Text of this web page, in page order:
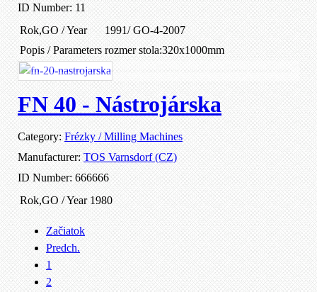
ID Number:11
Rok,GO / Year
1991/ GO-4-2007
Popis / Parameters rozmer stola:320x1000mm
FN 40 - Nástrojárska
Category:Frézky / Milling Machines
Manufacturer:TOS Varnsdorf (CZ)
ID Number:666666
Rok,GO / Year 1980
Začiatok
Predch.
1
2